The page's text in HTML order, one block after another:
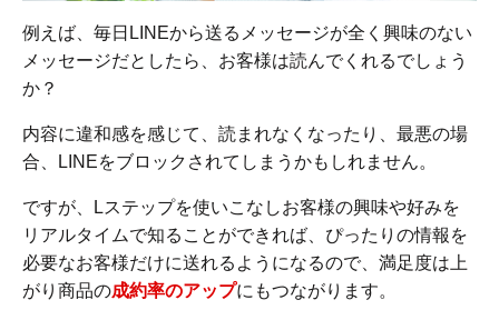
例えば、毎日LINEから送るメッセージが全く興味のない
メッセージだとしたら、お客様は読んでくれるでしょう
か？
内容に違和感を感じて、読まれなくなったり、最悪の場
合、LINEをブロックされてしまうかもしれません。
ですが、Lステップを使いこなしお客様の興味や好みを
リアルタイムで知ることができれば、ぴったりの情報を
必要なお客様だけに送れるようになるので、満足度は上
がり商品の成約率のアップにもつながります。